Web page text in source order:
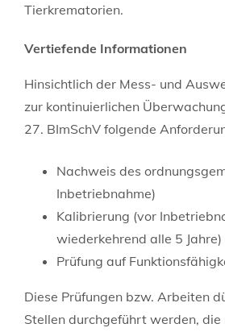
Tierkrematorien.
Vertiefende Informationen
Hinsichtlich der Mess- und
zur kontinuierlichen
27. BImSchV folgende
Nachweis des
Inbetriebnahme)
Kalibrierung (vor
wiederkehrend alle 5 Jahre)
Prüfung auf
Diese Prüfungen bzw. Arbeiten
Stellen durchgeführt werden, die